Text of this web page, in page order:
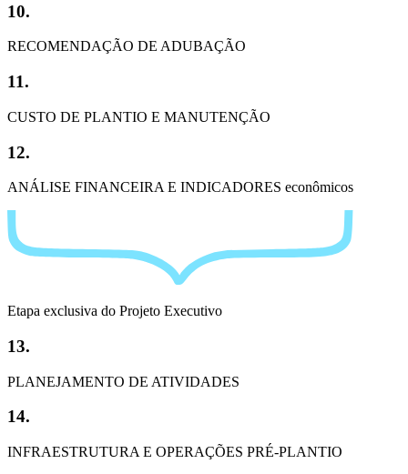
10.
RECOMENDAÇÃO DE ADUBAÇÃO
11.
CUSTO DE PLANTIO E MANUTENÇÃO
12.
ANÁLISE FINANCEIRA E INDICADORES econômicos
Etapa exclusiva do Projeto Executivo
13.
PLANEJAMENTO DE ATIVIDADES
14.
INFRAESTRUTURA E OPERAÇÕES PRÉ-PLANTIO